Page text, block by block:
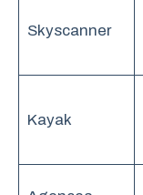
Skyscanner
Kayak